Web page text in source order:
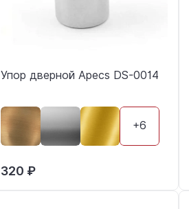
Упор дверной Apecs DS-0014
+6
320 ₽